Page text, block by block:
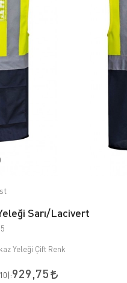
Sarı/Lacivert
Yeleği Çift Renk
):929,75